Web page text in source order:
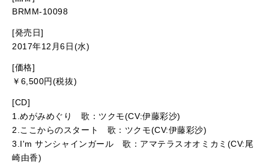
BRMM-10098
[発売日]
2017年12月6日(水)
[価格]
￥6,500円(税抜)
[CD]
1.めがみめぐり 歌：ツクモ(CV:伊藤彩沙)
2.ここからのスタート 歌：ツクモ(CV:伊藤彩沙)
3.I'm サンシャインガール 歌：アマテラスオオミカミ(CV:尾
崎由香)